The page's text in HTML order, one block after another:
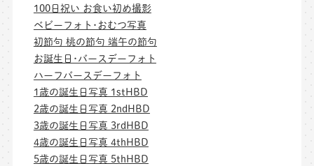
100日祝い お食い初め撮影
ベビーフォト･おむつ写真
初節句 桃の節句 端午の節句
お誕生日･バースデーフォト
ハーフバースデーフォト
1歳の誕生日写真 1stHBD
2歳の誕生日写真 2ndHBD
3歳の誕生日写真 3rdHBD
4歳の誕生日写真 4thHBD
5歳の誕生日写真 5thHBD